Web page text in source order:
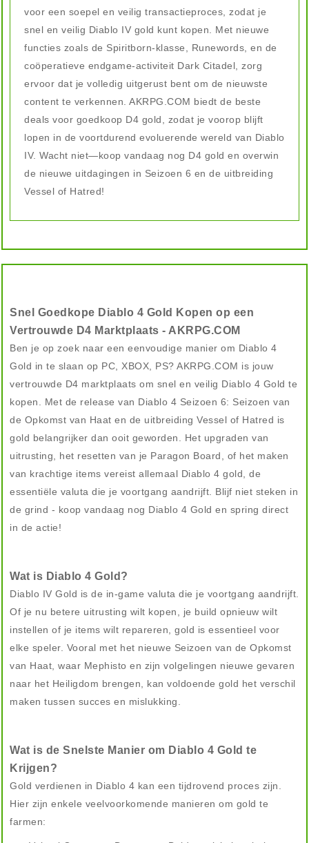
voor een soepel en veilig transactieproces, zodat je
snel en veilig Diablo IV gold kunt kopen. Met nieuwe
functies zoals de Spiritborn-klasse, Runewords, en de
coöperatieve endgame-activiteit Dark Citadel, zorg
ervoor dat je volledig uitgerust bent om de nieuwste
content te verkennen. AKRPG.COM biedt de beste
deals voor goedkoop D4 gold, zodat je voorop blijft
lopen in de voortdurend evoluerende wereld van Diablo
IV. Wacht niet—koop vandaag nog D4 gold en overwin
de nieuwe uitdagingen in Seizoen 6 en de uitbreiding
Vessel of Hatred!
Snel Goedkope Diablo 4 Gold Kopen op een
Vertrouwde D4 Marktplaats - AKRPG.COM
Ben je op zoek naar een eenvoudige manier om Diablo 4
Gold in te slaan op PC, XBOX, PS? AKRPG.COM is jouw
vertrouwde D4 marktplaats om snel en veilig Diablo 4 Gold te
kopen. Met de release van Diablo 4 Seizoen 6: Seizoen van
de Opkomst van Haat en de uitbreiding Vessel of Hatred is
gold belangrijker dan ooit geworden. Het upgraden van
uitrusting, het resetten van je Paragon Board, of het maken
van krachtige items vereist allemaal Diablo 4 gold, de
essentiële valuta die je voortgang aandrijft. Blijf niet steken in
de grind - koop vandaag nog Diablo 4 Gold en spring direct
in de actie!
Wat is Diablo 4 Gold?
Diablo IV Gold is de in-game valuta die je voortgang aandrijft.
Of je nu betere uitrusting wilt kopen, je build opnieuw wilt
instellen of je items wilt repareren, gold is essentieel voor
elke speler. Vooral met het nieuwe Seizoen van de Opkomst
van Haat, waar Mephisto en zijn volgelingen nieuwe gevaren
naar het Heiligdom brengen, kan voldoende gold het verschil
maken tussen succes en mislukking.
Wat is de Snelste Manier om Diablo 4 Gold te
Krijgen?
Gold verdienen in Diablo 4 kan een tijdrovend proces zijn.
Hier zijn enkele veelvoorkomende manieren om gold te
farmen: